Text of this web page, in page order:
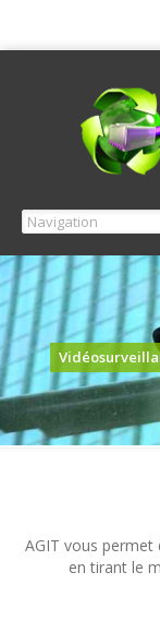
AGIT vous permet
en tirant le